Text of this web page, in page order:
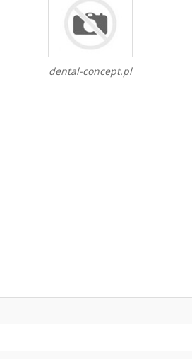
dental-concept.pl